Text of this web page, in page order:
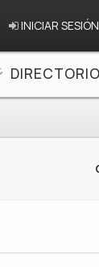
INICIAR SESIÓN